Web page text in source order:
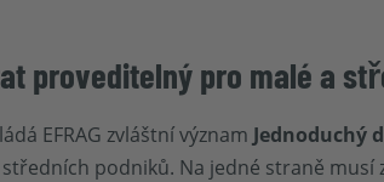
proveditelný pro malé a
EFRAG zvláštní význam Jednoduchý
podniků. Na jedné straně